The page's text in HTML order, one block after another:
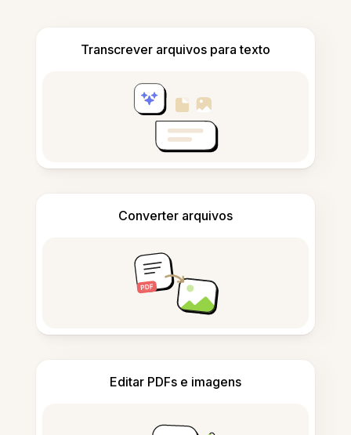
Transcrever arquivos para texto
Converter arquivos
Editar PDFs e imagens